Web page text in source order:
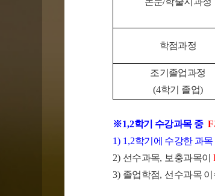
학점과정
조기졸업과정
(4학기 졸업)
※1,2학기 수강과목 중F
1) 1,2학기에 수강한 과목
2) 선수과목, 보충과목이
3) 졸업학점, 선수과목